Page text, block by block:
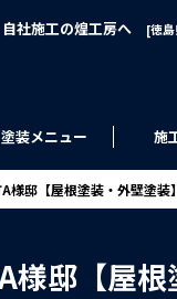
社施工の煌工房へ [徳
塗装メニュー 施
様邸【屋根塗装・外壁塗装】
邸【屋根